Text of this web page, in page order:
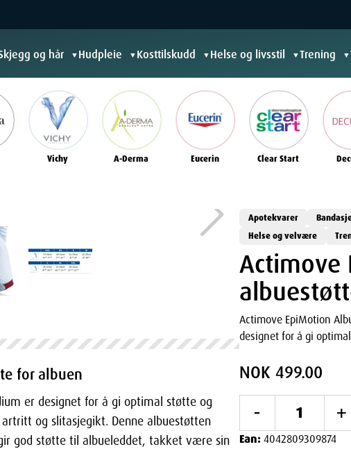
og hår ▼ Hudpleie ▼ Kosttilskudd ▼ Helse og livsstil ▼Trening ▼
Vichy A-Derma Eucerin Clear Start
for albuen
er designet for å gi optimal støtte og
og slitasjegikt. Denne albuestøtten
god støtte til albueleddet, takket være sin
Apotekvarer
Helse og velvære
Actimove
Actimove EpiMotion
designet for å gi
NOK 499.00
- +
Ean: 4042809309874